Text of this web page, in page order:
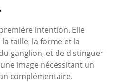
première intention. Elle
la taille, la forme et la
ganglion, et de distinguer
image nécessitant un
complémentaire.